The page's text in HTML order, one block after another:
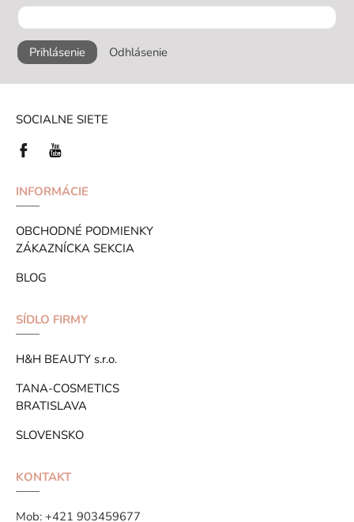
Prihlásenie Odhlásenie
SOCIALNE SIETE
INFORMÁCIE
OBCHODNÉ PODMIENKY
ZÁKAZNÍCKA SEKCIA
BLOG
SÍDLO FIRMY
H&H BEAUTY s.r.o.
TANA-COSMETICS
BRATISLAVA
SLOVENSKO
KONTAKT
Mob: +421 903459677